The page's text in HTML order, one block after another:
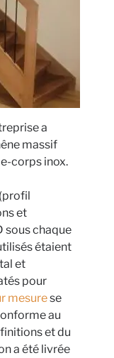
a
massif
corps inox.
et
sous chaque
étaient
et
pour
mesurese
au
et du
a été livrée